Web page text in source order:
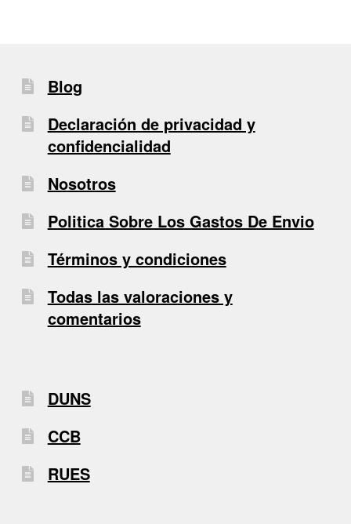
Blog
Declaración de privacidad y
confidencialidad
Nosotros
Politica Sobre Los Gastos De Envio
Términos y condiciones
Todas las valoraciones y
comentarios
DUNS
CCB
RUES